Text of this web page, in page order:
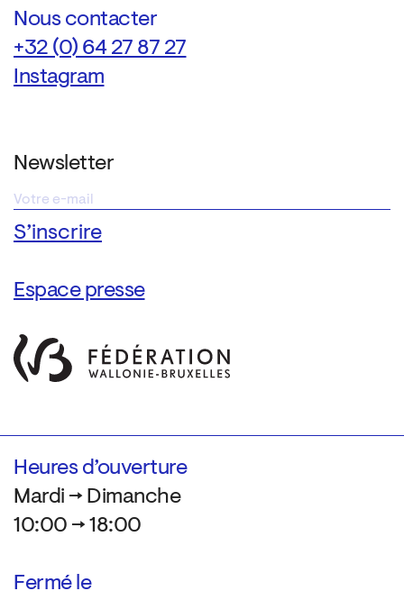
Nous contacter
+32 (0) 64 27 87 27
Instagram
Newsletter
Espace presse
Heures d’ouverture
Mardi → Dimanche
10:00 → 18:00
Fermé le